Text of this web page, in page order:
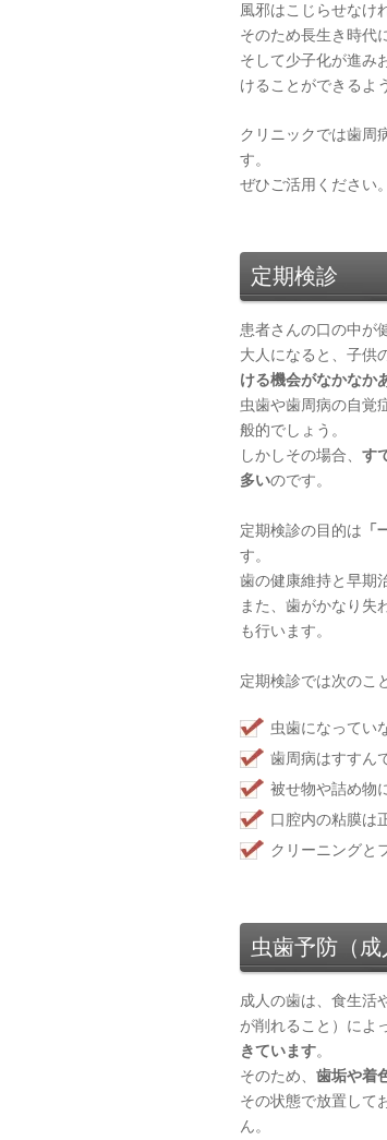
風邪はこじらせなけ
そのため長生き時代
そして少子化が進み
けることができるよ
クリニックでは歯周
す。
ぜひご活用ください。
定期検診
患者さんの口の中が
大人になると、子供
ける機会がなかなか
虫歯や歯周病の自覚
般的でしょう。
しかしその場合、 す
多いのです。
定期検診の目的は
す。
歯の健康維持と早期
また、歯がかなり失
も行います。
定期検診では次のこ
虫歯になってい
歯周病はすすん
被せ物や詰め物
口腔内の粘膜は
クリーニングと
虫歯予防（成
成人の歯は、食生活
が削れること）によ
きています。
そのため、 歯垢や着
その状態で放置して
ん。